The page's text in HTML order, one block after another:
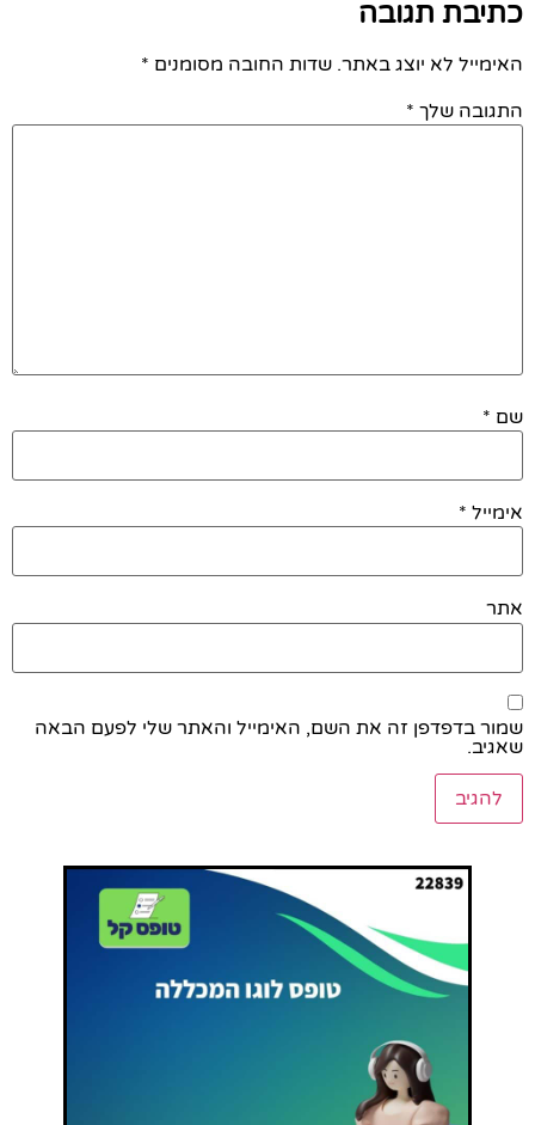
כתיבת תגובה
האימייל לא יוצג באתר. שדות החובה מסומנים *
התגובה שלך *
שם *
אימייל *
אתר
שמור בדפדפן זה את השם, האימייל והאתר שלי לפעם הבאה
שאגיב.